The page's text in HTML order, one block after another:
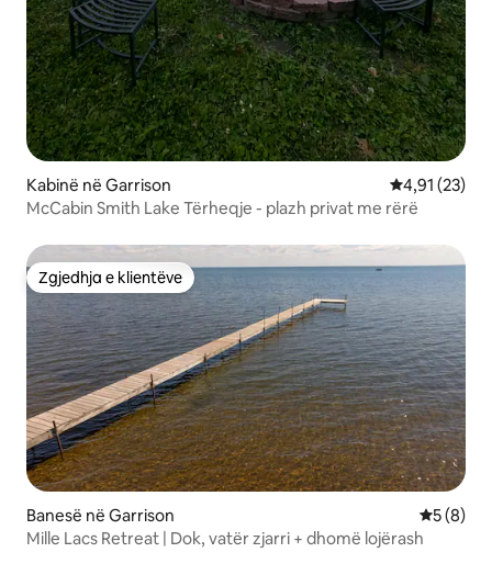
Kabinë në Garrison Vlerësimi
4,91 (23)
McCabin Smith Lake Tërheqje - plazh privat me rërë
Zgjedhja e klientëve
Zgjedhja e klientëve
Banesë në Garrison
5 (8)
Mille Lacs Retreat | Dok, vatër zjarri + dhomë lojërash